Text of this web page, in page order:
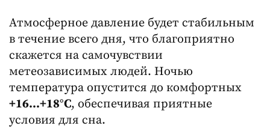
Атмосферное давление будет стабильным
в течение всего дня, что благоприятно
скажется на самочувствии
метеозависимых людей. Ночью
температура опустится до комфортных
+16...+18°C, обеспечивая приятные
условия для сна.